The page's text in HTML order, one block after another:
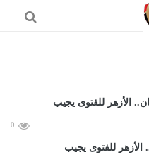
0
للفتوى يجيب